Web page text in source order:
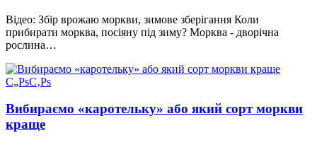
Відео: Збір врожаю моркви, зимове зберігання Коли
прибирати морква, посіяну під зиму? Морква - дворічна
рослина…
Вибираємо «каротельку» або який сорт моркви
краще